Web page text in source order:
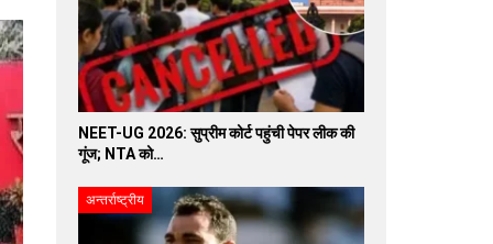
NEET-UG 2026: सुप्रीम कोर्ट पहुंची पेपर लीक की
गूंज; NTA को…
अन्तर्राष्ट्रीय